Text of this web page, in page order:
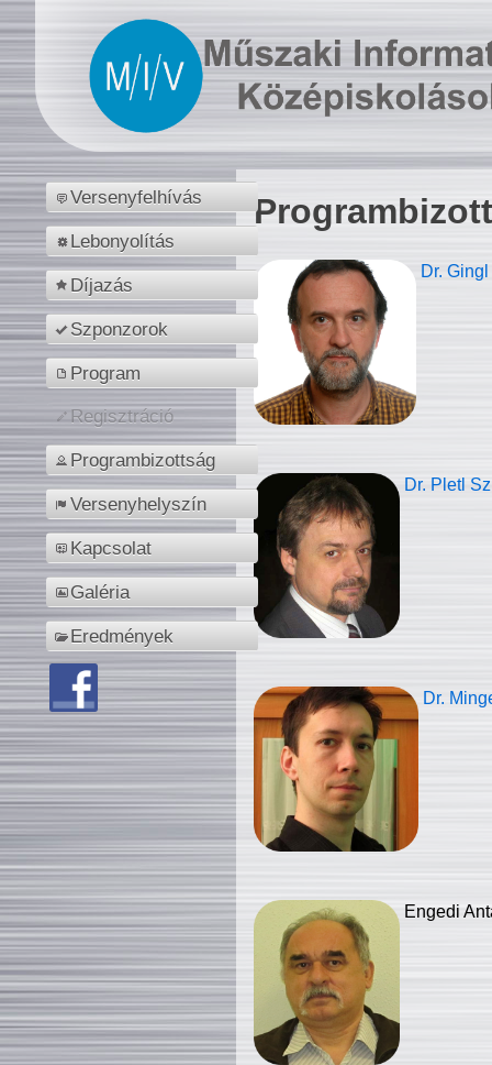
Versenyfelhívás
Lebonyolítás
Díjazás
Szponzorok
Program
Regisztráció
Programbizottság
Versenyhelyszín
Kapcsolat
Galéria
Eredmények
Dr.
Dr. Pletl
Dr.
Engedi